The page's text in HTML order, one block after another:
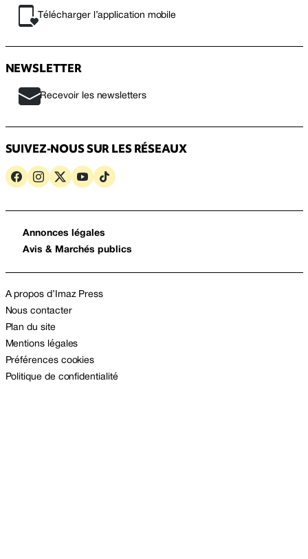
Télécharger l’application mobile
NEWSLETTER
Recevoir les newsletters
SUIVEZ-NOUS SUR LES RÉSEAUX
Annonces légales
Avis & Marchés publics
A propos d’Imaz Press
Nous contacter
Plan du site
Mentions légales
Préférences cookies
Politique de confidentialité